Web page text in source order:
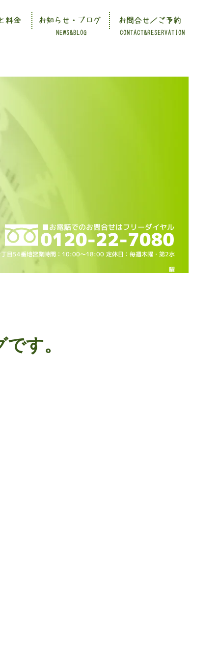
CONTACT&RESERVATION
NEWS&BLOG
料金 お知らせ・ブログ お問合せ／ご予約
目54番地営業時間：10:00～18:00 定休日：毎週木曜・第2水
曜
す。